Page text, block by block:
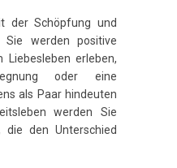
der Schöpfung und
Sie werden positive
Liebesleben erleben,
oder eine
als Paar hindeuten
werden Sie
den Unterschied